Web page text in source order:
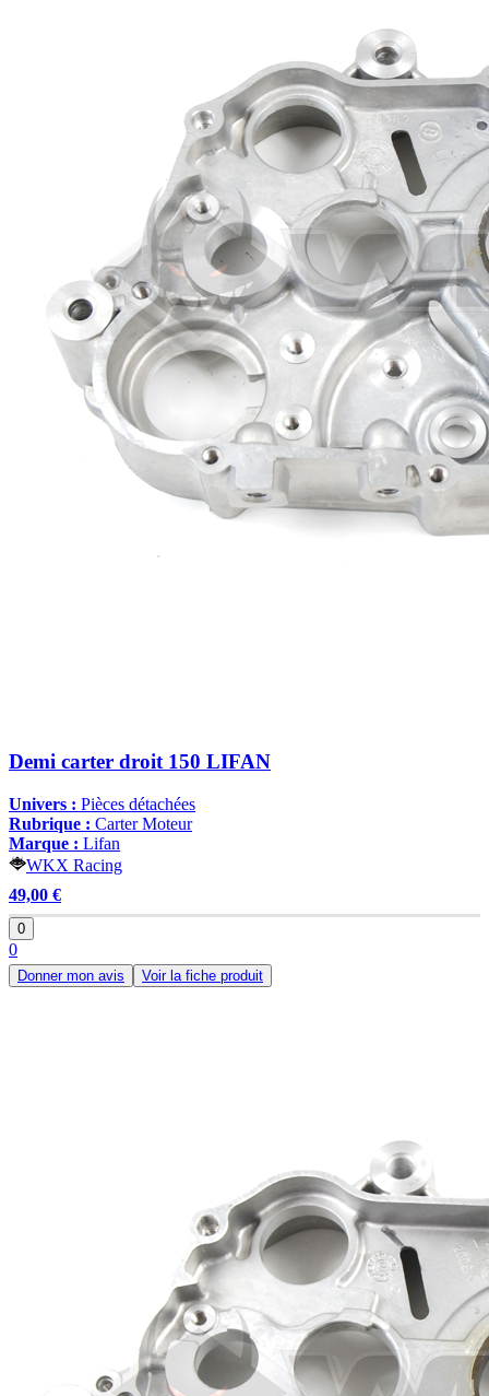
Demi carter droit 150 LIFAN
Univers : Pièces détachées
Rubrique : Carter Moteur
Marque : Lifan
WKX Racing
49,00 €
0
0
Donner mon avis Voir la fiche produit